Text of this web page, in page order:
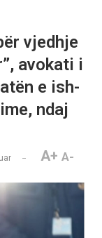
vjedhje
avokati i
e ish-
ndaj
A+ A-